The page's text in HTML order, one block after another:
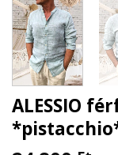
ALESSIO